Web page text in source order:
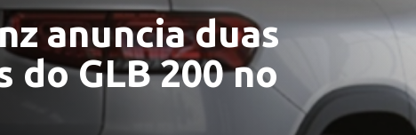
anuncia duas
do GLB 200 no